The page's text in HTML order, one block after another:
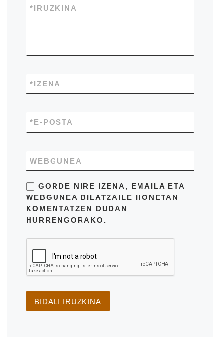
IRUZKINA
*
IZENA
*
E-POSTA
*
WEBGUNEA
GORDE NIRE IZENA, EMAILA ETA
WEBGUNEA BILATZAILE HONETAN
KOMENTATZEN DUDAN
HURRENGORAKO.